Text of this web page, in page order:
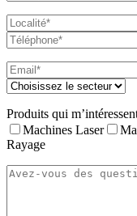
Produits qui
Machines Laser
Rayage